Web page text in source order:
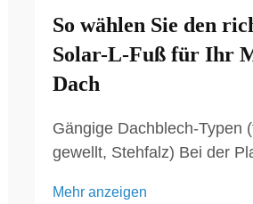
So wählen Sie den
Solar-L-Fuß für Ihr
Dach
Gängige Dachblech-Typen
gewellt, Stehfalz) Bei der
Mehr anzeigen